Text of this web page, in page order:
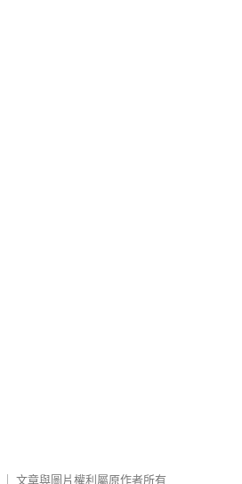
文章與圖片權利屬原作者所有